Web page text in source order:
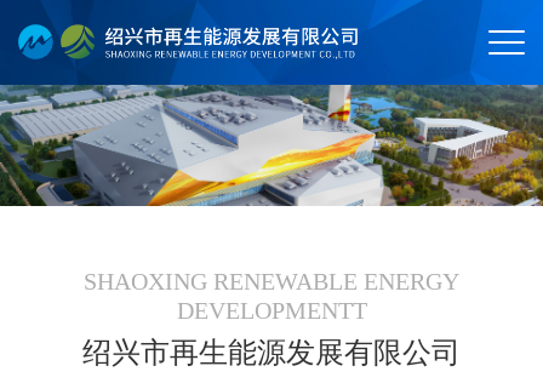
SHAOXING RENEWABLE ENERGY
DEVELOPMENTT
绍兴市再生能源发展有限公司